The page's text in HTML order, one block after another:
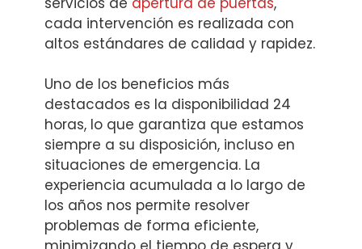
cada intervención es realizada con
altos estándares de calidad y rapidez.
Uno de los beneficios más
destacados es la disponibilidad 24
horas, lo que garantiza que estamos
siempre a su disposición, incluso en
situaciones de emergencia. La
experiencia acumulada a lo largo de
los años nos permite resolver
problemas de forma eficiente,